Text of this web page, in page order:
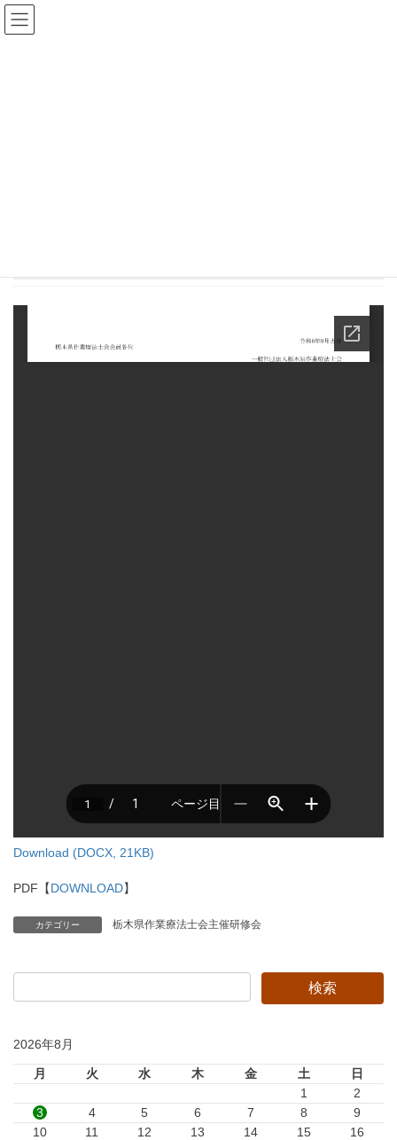
コ
ン
ナ
ビ
Download (DOCX, 21KB)
PDF【DOWNLOAD】
カテゴリー 栃木県作業療法士会主催研修会
2026年8月
月 火 水 木 金 土
日
1
2
3
4 5 6 7 8
9
10
11 12 13 14 15
16